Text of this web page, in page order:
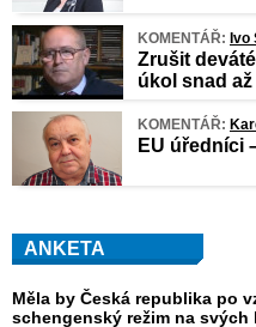
KOMENTÁŘ: Ivo
Zrušit
úkol snad
KOMENTÁŘ:
EU úředníci
ANKETA
Měla by Česká republika po
schengenský režim na svých